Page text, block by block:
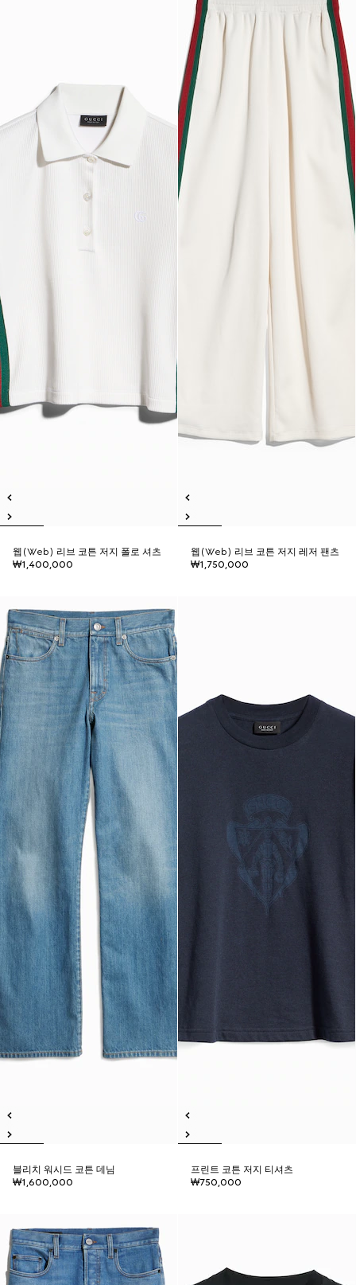
웹(Web) 리브 코튼 저지 폴로 셔츠
₩1,400,000
웹(Web) 리브 코튼 저지 레저 팬츠
₩1,750,000
블리치 워시드 코튼 데님
₩1,600,000
프린트 코튼 저지 티셔츠
₩750,000